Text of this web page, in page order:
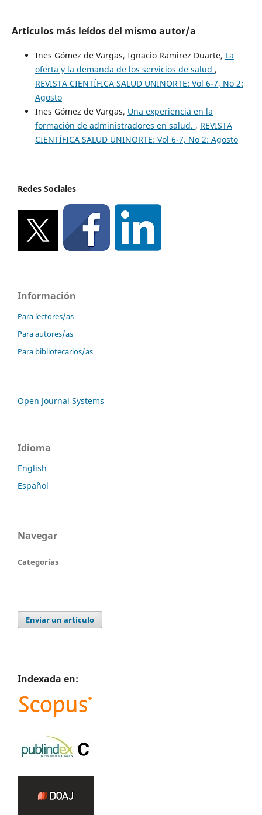
Artículos más leídos del mismo autor/a
Ines Gómez de Vargas, Ignacio Ramirez Duarte, La
oferta y la demanda de los servicios de salud ,
REVISTA CIENTÍFICA SALUD UNINORTE: Vol 6-7, No 2:
Agosto
Ines Gómez de Vargas, Una experiencia en la
formación de administradores en salud. , REVISTA
CIENTÍFICA SALUD UNINORTE: Vol 6-7, No 2: Agosto
Redes Sociales
Información
Para lectores/as
Para autores/as
Para bibliotecarios/as
Open Journal Systems
Idioma
English
Español
Navegar
Categorías
Enviar un artículo
Indexada en: